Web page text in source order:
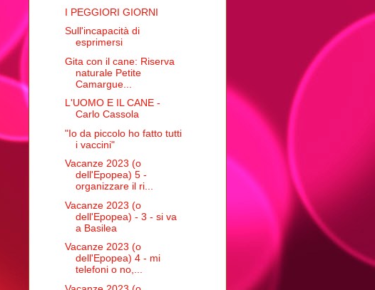
I PEGGIORI GIORNI
Sull'incapacità di
esprimersi
Gita con il cane: Riserva
naturale Petite
Camargue...
L'UOMO E IL CANE -
Carlo Cassola
"Io da piccolo ho fatto tutti
i vaccini"
Vacanze 2023 (o
dell'Epopea) 5 -
organizzare il ri...
Vacanze 2023 (o
dell'Epopea) - 3 - si va
a Basilea
Vacanze 2023 (o
dell'Epopea) 4 - mi
telefoni o no,...